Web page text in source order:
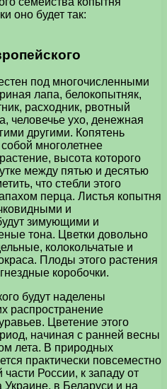
оно будет так:
под многочисленными
лапа, белокопытняк,
расходник, рвотный
человечье ухо, денежная
другими. Копятень
многолетнее
высота которого
между пятью и десятью
что стебли этого
перца. Листья копытня
и
зимующими и
тона. Цветки довольно
колокольчатые и
Плоды этого растения
коробочки.
будут наделены
распространение
Цветение этого
начиная с ранней весны
лета. В природных
практически повсеместно
России, к западу от
в Беларуси и на